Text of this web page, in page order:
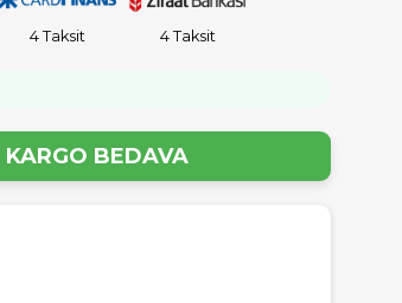
4 Taksit 4 Taksit
KARGO BEDAVA